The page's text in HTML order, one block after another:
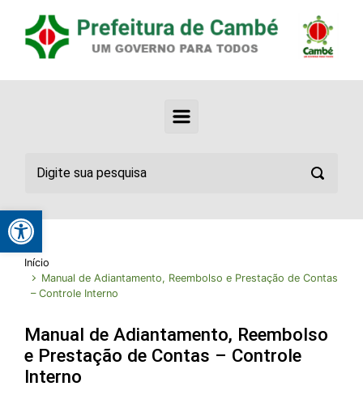
Início
Manual de Adiantamento, Reembolso e Prestação de Contas
– Controle Interno
Manual de Adiantamento, Reembolso
e Prestação de Contas – Controle
Interno
Abrir a barra de ferramentas